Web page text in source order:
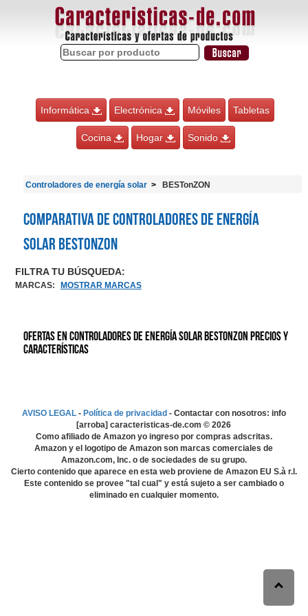
Informática Electrónica Móviles Tabletas
Cocina Hogar Sonido
Controladores de energía solar BESTonZON
Comparativa de Controladores de energía
solar BESTonZON
FILTRA TU BÚSQUEDA:
MARCAS: MOSTRAR MARCAS
Ofertas en Controladores de energía solar BESTonZON precios y
características
AVISO LEGAL- Política de privacidad - Contactar con nosotros: info
[arroba] caracteristicas-de.com ©2026
Como afiliado de Amazon yo ingreso por compras adscritas.
Amazon y el logotipo de Amazon son marcas comerciales de
Amazon.com, Inc. o de sociedades de su grupo.
Cierto contenido que aparece en esta web proviene de Amazon EU S.à r.l.
Este contenido se provee "tal cual" y está sujeto a ser cambiado o
eliminado en cualquier momento.